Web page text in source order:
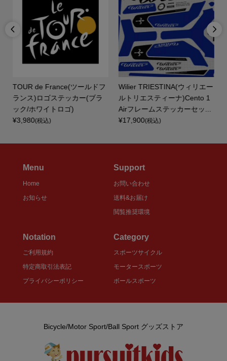

TOUR de France(ツールドフ
ランス)ロゴステッカー(ブラ
ック/ホワイトロゴ)
¥3,980(税込)
Wilier TRIESTINA(ウィリエー
ルトリエスティーナ)Cento 1
Airフレームステッカーセッ...
¥17,900(税込)

Menu
Home
お知らせ
Support
お問い合わせ
送料&お届け
閲覧推奨環境
Notation
ご利用規約
特定商取引法表記
プライバシーポリシー
Category
スポーツサイクル
モータースポーツ
ボールスポーツ
Bicycle/Motor Sport/Ball Sport グッズストア